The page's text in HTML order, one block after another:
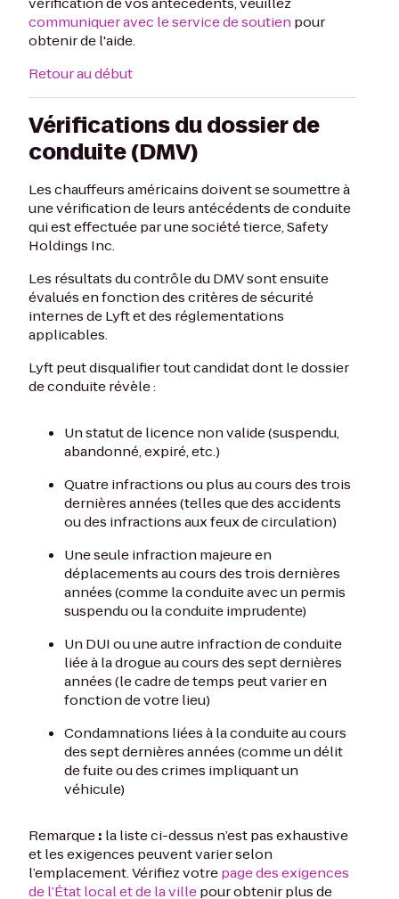
communiquer avec le service de soutien pour
obtenir de l'aide.
Retour au début
Vérifications du dossier de
conduite (DMV)
Les chauffeurs américains doivent se soumettre à
une vérification de leurs antécédents de conduite
qui est effectuée par une société tierce, Safety
Holdings Inc.
Les résultats du contrôle du DMV sont ensuite
évalués en fonction des critères de sécurité
internes de Lyft et des réglementations
applicables.
Lyft peut disqualifier tout candidat dont le dossier
de conduite révèle :
Un statut de licence non valide (suspendu,
abandonné, expiré, etc.)
Quatre infractions ou plus au cours des trois
dernières années (telles que des accidents
ou des infractions aux feux de circulation)
Une seule infraction majeure en
déplacements au cours des trois dernières
années (comme la conduite avec un permis
suspendu ou la conduite imprudente)
Un DUI ou une autre infraction de conduite
liée à la drogue au cours des sept dernières
années (le cadre de temps peut varier en
fonction de votre lieu)
Condamnations liées à la conduite au cours
des sept dernières années (comme un délit
de fuite ou des crimes impliquant un
véhicule)
Remarque: la liste ci-dessus n’est pas exhaustive
et les exigences peuvent varier selon
l’emplacement. Vérifiez votrepage des exigences
de l’État local et de la villepour obtenir plus de